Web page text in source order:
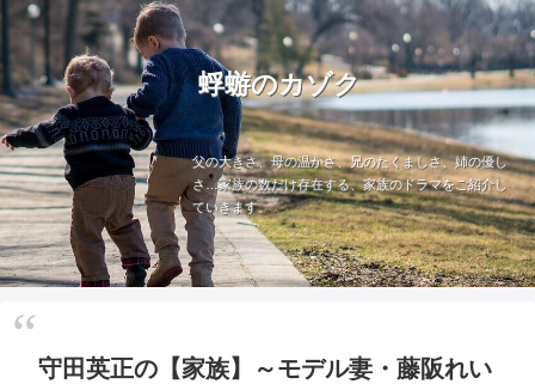
蜉蝣のカゾク
父の大きさ、母の温かさ、兄のたくましさ、姉の優し
さ…家族の数だけ存在する、家族のドラマをご紹介し
ていきます。
守田英正の【家族】～モデル妻・藤阪れい